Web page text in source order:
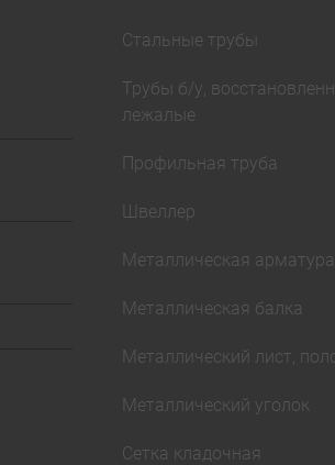
Стальные трубы
Трубы б/у,
лежалые
Профильная труба
Швеллер
Металлическая арматура
Металлическая балка
Металлический лист,
Металлический уголок
Сетка кладочная